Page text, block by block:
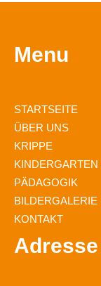
Menu
STARTSEITE
ÜBER UNS
KRIPPE
KINDERGARTEN
PÄDAGOGIK
BILDERGALERIE
KONTAKT
Adresse